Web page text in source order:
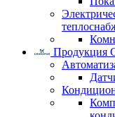
Продукция